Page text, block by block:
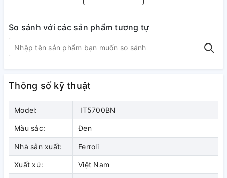
phẩm bạn muốn nấu. Mức công suất Mục đích nấu 1 – 2 •
tan. 3 – 4 • Hầm xương, nấu chè, nấu cháo. • Nấu cơm 5 – 8
• Các món xào, nấu, rán thức ăn 9 • Luộc, đun sôi nước
CHẾ ĐỘ KHÓA ĐIỀU KHIỂN
Chức năng khóa các nút điều khiển giúp tránh những tai nạn
do vô tình chạm vào bếp hoặc trẻ em vô tình bật bếp.
CHỨC NĂNG HẸN GIỜ THÔNG
MINH
So sánh với các sản phẩm tương tự
Thông số kỹ thuật
Model: IT5700BN
Màu sắc: Đen
Nhà sản xuất: Ferroli
Xuất xứ: Việt Nam